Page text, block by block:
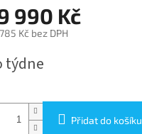
990 Kč
Kč bez DPH
týdne
Přidat do košíku